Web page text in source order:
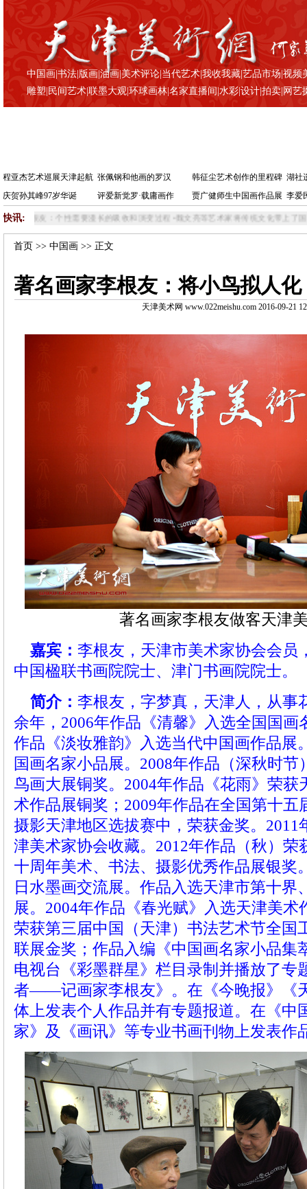
中国画 |书法 版画 |油画 |美术评论 当代艺术 |我收我藏 |艺品市场 |视频
雕塑 民间艺术 |联墨大观 |环球画林 |名家直播间 |水彩 |设计 |拍卖 网艺
程亚杰艺术巡展天津起航 张佩钢和他画的罗汉 韩征尘艺术创作的里程碑 湖社
庆贺孙其峰97岁华诞
评爱新觉罗·载庸画作 贾广健师生中国画作品展 李爱
快讯:
漫长的吸收和演变过程 魏文亮等艺术家将传统文化带上了国际邮轮 著名画家李
首页 >>中国画 >> 正文
著名画家李根友：将小鸟拟人
天津美术网 www.022meishu.com 2016-09-21
著名画家李根友做客天津
嘉宾：李根友，天津市美术家协会会员
中国楹联书画院院士、津门书画院院士。
简介：李根友，字梦真，天津人，从事
余年，2006年作品《清馨》入选全国国画
作品《淡妆雅韵》入选当代中国画作品展
国画名家小品展。2008年作品（深秋时节
鸟画大展铜奖。2004年作品《花雨》荣获
术作品展铜奖；2009年作品在全国第十五
摄影天津地区选拔赛中，荣获金奖。2011
津美术家协会收藏。2012年作品（秋）荣
十周年美术、书法、摄影优秀作品展银奖
日水墨画交流展。作品入选天津市第十界
展。2004年作品《春光赋》入选天津美术
荣获第三届中国（天津）书法艺术节全国
联展金奖；作品入编《中国画名家小品集
电视台《彩墨群星》栏目录制并播放了专
者——记画家李根友》。在《今晚报》《
体上发表个人作品并有专题报道。在《中
家》及《画讯》等专业书画刊物上发表作